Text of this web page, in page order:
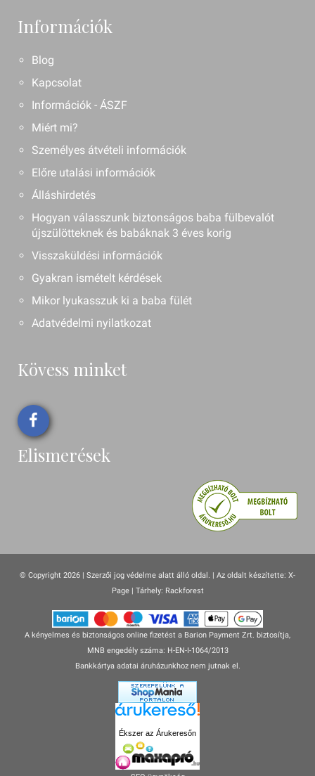
Információk
Blog
Kapcsolat
Információk - ÁSZF
Miért mi?
Személyes átvételi információk
Előre utalási információk
Álláshirdetés
Hogyan válasszunk biztonságos baba fülbevalót
újszülötteknek és babáknak 3 éves korig
Visszaküldési információk
Gyakran ismételt kérdések
Mikor lyukasszuk ki a baba fülét
Adatvédelmi nyilatkozat
Kövess minket
Elismerések
© Copyright 2026 | Szerzői jog védelme alatt álló oldal. | Az oldalt készítette: X-
Page| Tárhely: Rackforest
A kényelmes és biztonságos online fizetést a Barion Payment Zrt. biztosítja,
MNB engedély száma: H-EN-I-1064/2013
Bankkártya adatai áruházunkhoz nem jutnak el.
Ékszer az Árukeresőn